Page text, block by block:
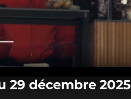
29 décembre 2025